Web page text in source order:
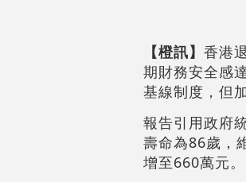
【橙訊】 香港
期財務安全感
基線制度，但
報告引用政府
壽命為86歲，
增至660萬元。